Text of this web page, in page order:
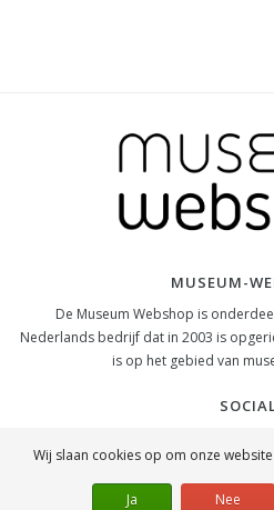
MUSEUM-
De Museum Webshop is
Nederlands bedrijf dat in 2003 is
is op het gebied van
Wij slaan cookies op om onze
Ja Nee